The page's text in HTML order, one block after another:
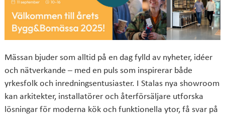
Mässan bjuder som alltid på en dag fylld av nyheter, idéer
och nätverkande – med en puls som inspirerar både
yrkesfolk och inredningsentusiaster. I Stalas nya showroom
kan arkitekter, installatörer och återförsäljare utforska
lösningar för moderna kök och funktionella ytor, få svar på